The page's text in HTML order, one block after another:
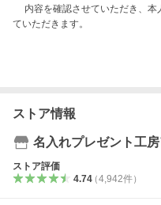
内容を確認させていただき、本
ていただきます。
ストア情報
名入れプレゼント工
ストア評価
4.74（4,942件）